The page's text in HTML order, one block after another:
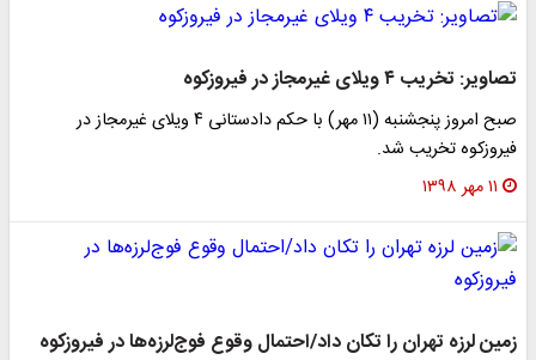
تصاویر: تخریب ۴ ویلای غیرمجاز در فیروزکوه
صبح امروز پنجشنبه (۱۱ مهر) با حکم دادستانی ۴ ویلای غیرمجاز در
فیروزکوه تخریب شد.
۱۱ مهر ۱۳۹۸
زمین لرزه تهران را تکان داد/احتمال وقوع فوج‌لرزه‌ها در فیروزکوه